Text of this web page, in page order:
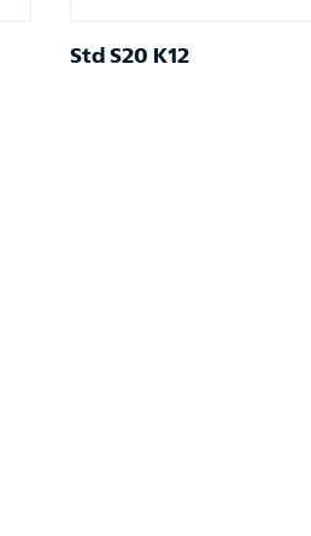
Std S20 K12